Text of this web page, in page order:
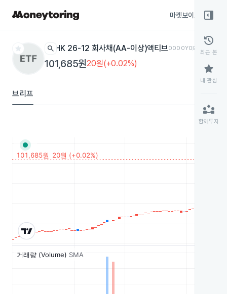
마켓보이스
star search HK 26-12 회사채(AA-이상)액티브0000Y0ETF
101,685원20원(+0.02%)
브리프
right_panel_open
history
최근 본
star
내 관심
partner_exchange
함께투자